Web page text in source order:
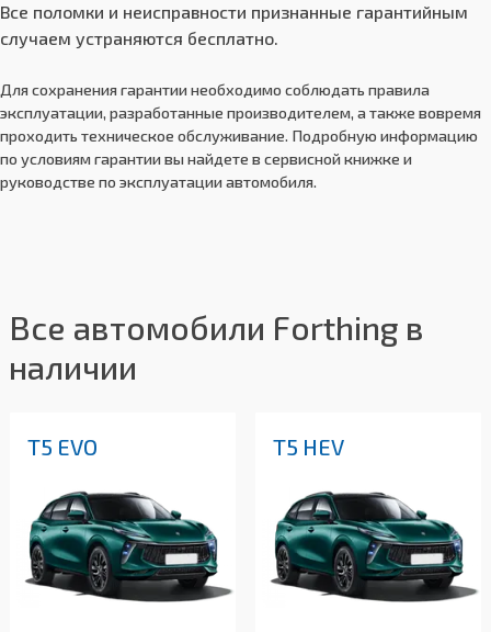
Все поломки и неисправности признанные гарантийным
случаем устраняются бесплатно.
Для сохранения гарантии необходимо соблюдать правила
эксплуатации, разработанные производителем, а также вовремя
проходить техническое обслуживание. Подробную информацию
по условиям гарантии вы найдете в сервисной книжке и
руководстве по эксплуатации автомобиля.
Все автомобили Forthing в
наличии
T5 EVO T5 HEV